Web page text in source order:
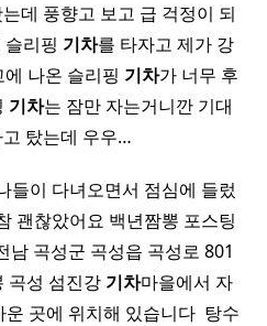
데 풍향고 보고 급 걱정이 되
리핑 기차를 타자고 제가 강
나온 슬리핑 기차가 너무 후
기차는 잠만 자는거니깐 기대
탔는데 우우…
들이 다녀오면서 점심에 들렀
괜찮았어요 백년짬뽕 포스팅
남 곡성군 곡성읍 곡성로 801
곡성 섬진강 기차마을에서 자
곳에 위치해 있습니다 ​ 탕수